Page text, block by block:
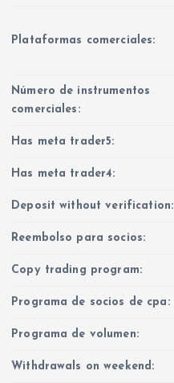
Plataformas comerciales:
Número de instrumentos
comerciales:
Has meta trader5:
Has meta trader4:
Deposit without verification:
Reembolso para socios:
Copy trading program:
Programa de socios de cpa:
Programa de volumen:
Withdrawals on weekend: